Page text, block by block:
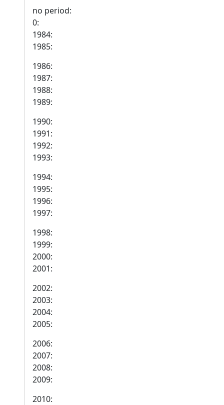
no period:
0:
1984:
1985:
1986:
1987:
1988:
1989:
1990:
1991:
1992:
1993:
1994:
1995:
1996:
1997:
1998:
1999:
2000:
2001:
2002:
2003:
2004:
2005:
2006:
2007:
2008:
2009:
2010: